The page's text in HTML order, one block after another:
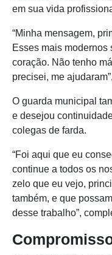
em sua vida
“Minha mensagem,
Esses mais
coração. Não tenho
precisei, me
O guarda municipal
e desejou
colegas de farda.
“Foi aqui que eu
continue a todos os
zelo que eu vejo,
também, e que
desse trabalho”,